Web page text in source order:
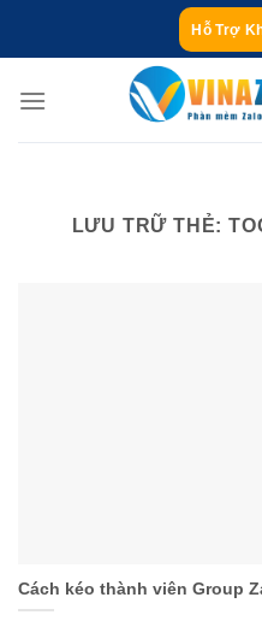
dung
Hỗ Trợ
LƯU TRỮ THẺ:
Cách kéo thành viên Group